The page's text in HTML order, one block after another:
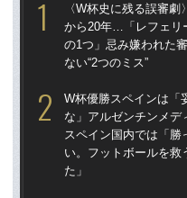
〈W杯史に残る誤審
から20年…「レフェリ
の1つ」忌み嫌われた
ない“2つのミス”
W杯優勝スペインは「
な」アルゼンチンメデ
スペイン国内では「勝
い。フットボールを救
た」